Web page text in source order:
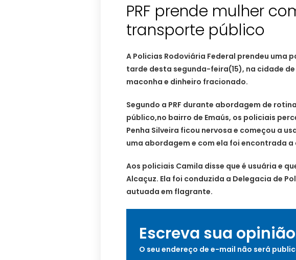
PRF prende mulher
transporte público
A Policias Rodoviária Federal prendeu uma
tarde desta segunda-feira(15), na cidade
maconha e dinheiro fracionado.
Segundo a PRF durante abordagem de
público,no bairro de Emaús, os policiais
Penha Silveira ficou nervosa e começou a
uma abordagem e com ela foi encontrada a
Aos policiais Camila disse que é usuária e
Alcaçuz. Ela foi conduzida a Delegacia de
autuada em flagrante.
Escreva sua opinião
O seu endereço de e-mail não será